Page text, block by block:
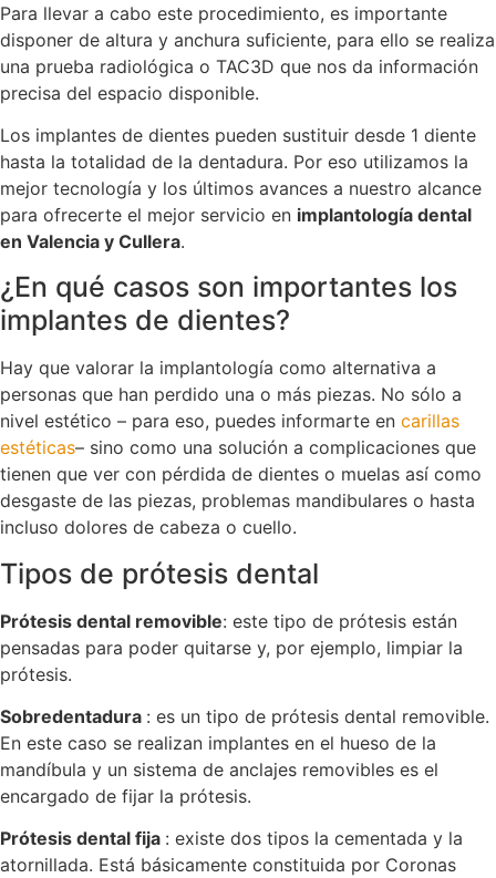
Para llevar a cabo este procedimiento, es importante
disponer de altura y anchura suficiente, para ello se realiza
una prueba radiológica o TAC3D que nos da información
precisa del espacio disponible.
Los implantes de dientes pueden sustituir desde 1 diente
hasta la totalidad de la dentadura. Por eso utilizamos la
mejor tecnología y los últimos avances a nuestro alcance
para ofrecerte el mejor servicio en implantología dental
en Valencia y Cullera.
¿En qué casos son importantes los
implantes de dientes?
Hay que valorar la implantología como alternativa a
personas que han perdido una o más piezas. No sólo a
nivel estético – para eso, puedes informarte en carillas
estéticas– sino como una solución a complicaciones que
tienen que ver con pérdida de dientes o muelas así como
desgaste de las piezas, problemas mandibulares o hasta
incluso dolores de cabeza o cuello.
Tipos de prótesis dental
Prótesis dental removible: este tipo de prótesis están
pensadas para poder quitarse y, por ejemplo, limpiar la
prótesis.
Sobredentadura : es un tipo de prótesis dental removible.
En este caso se realizan implantes en el hueso de la
mandíbula y un sistema de anclajes removibles es el
encargado de fijar la prótesis.
Prótesis dental fija : existe dos tipos la cementada y la
atornillada. Está básicamente constituida por Coronas